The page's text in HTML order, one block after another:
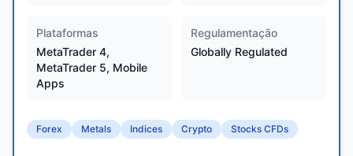
Plataformas
MetaTrader 4,
MetaTrader 5, Mobile
Apps
Regulamentação
Globally Regulated
Forex Metals Indices Crypto Stocks CFDs